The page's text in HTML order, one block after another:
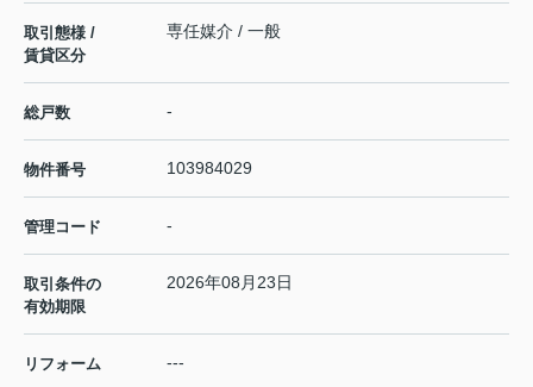
取引態様 /
賃貸区分
専任媒介 / 一般
総戸数 -
物件番号 103984029
管理コード -
取引条件の
有効期限
2026年08月23日
リフォーム ---